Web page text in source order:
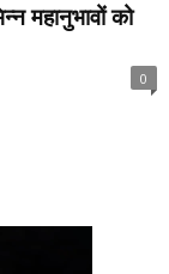
महानुभावों को
0